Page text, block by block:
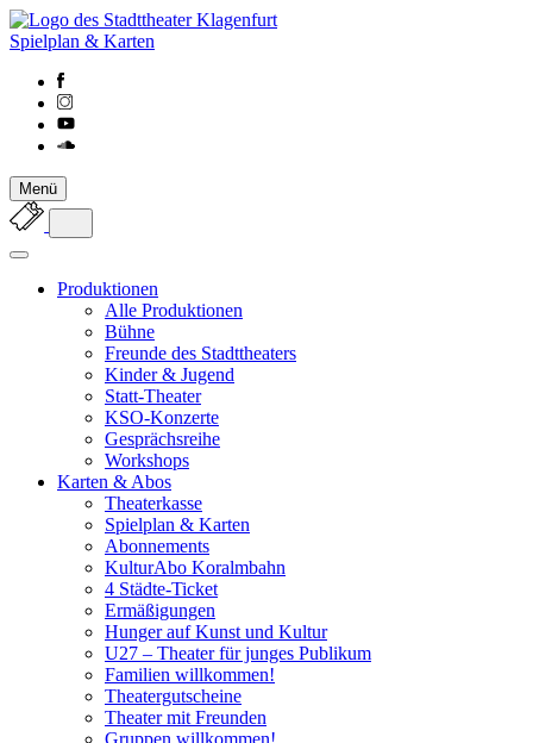
Spielplan & Karten
Menü
Produktionen
Alle Produktionen
Bühne
Freunde des Stadttheaters
Kinder & Jugend
Statt-Theater
KSO-Konzerte
Gesprächsreihe
Workshops
Karten & Abos
Theaterkasse
Spielplan & Karten
Abonnements
KulturAbo Koralmbahn
4 Städte-Ticket
Ermäßigungen
Hunger auf Kunst und Kultur
U27 – Theater für junges Publikum
Familien willkommen!
Theatergutscheine
Theater mit Freunden